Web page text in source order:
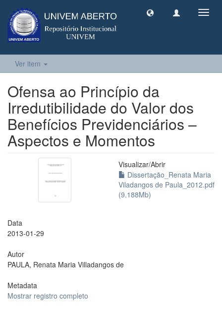
Ver item
Ofensa ao Princípio da
Irredutibilidade do Valor dos
Benefícios Previdenciários –
Aspectos e Momentos
Visualizar/Abrir
Dissertação_Renata Maria
Viladangos de Paula_2012.pdf
(9.188Mb)
Data
2013-01-29
Autor
PAULA, Renata Maria Villadangos de
Metadata
Mostrar registro completo